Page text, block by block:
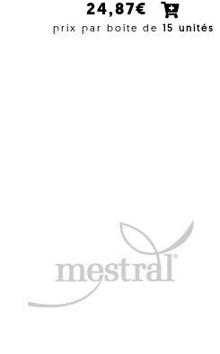
24,87€
prix par boîte de 15 unités